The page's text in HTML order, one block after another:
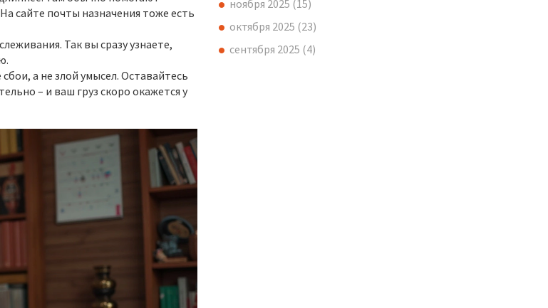
сайте почты назначения тоже есть
Так вы сразу узнаете,
а не злой умысел. Оставайтесь
– и ваш груз скоро окажется у
ноября 2025 (15)
октября 2025 (23)
сентября 2025 (4)